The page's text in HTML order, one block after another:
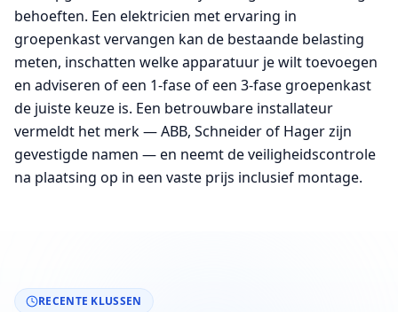
behoeften. Een elektricien met ervaring in
groepenkast vervangen kan de bestaande belasting
meten, inschatten welke apparatuur je wilt toevoegen
en adviseren of een 1-fase of een 3-fase groepenkast
de juiste keuze is. Een betrouwbare installateur
vermeldt het merk — ABB, Schneider of Hager zijn
gevestigde namen — en neemt de veiligheidscontrole
na plaatsing op in een vaste prijs inclusief montage.
RECENTE KLUSSEN